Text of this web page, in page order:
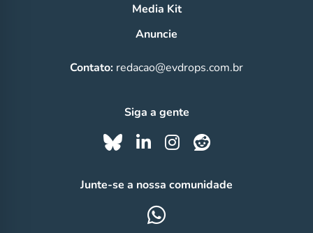
Media Kit
Anuncie
Contato: redacao@evdrops.com.br
Siga a gente
Junte-se a nossa comunidade